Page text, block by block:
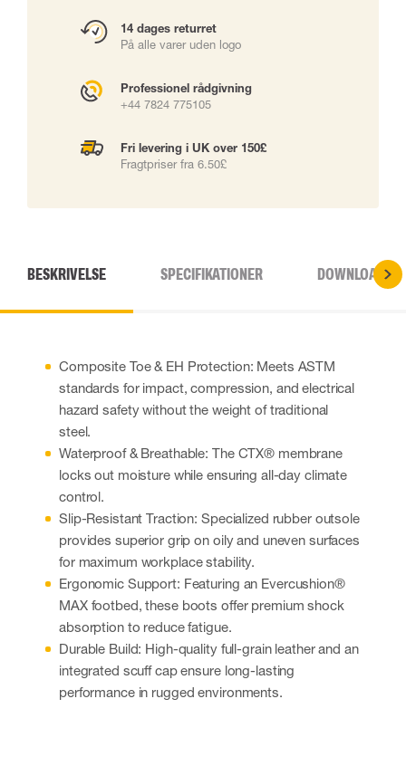
14 dages returret
På alle varer uden logo
Professionel rådgivning
+44 7824 775105
Fri levering i UK over 150£
Fragtpriser fra 6.50£
BESKRIVELSE SPECIFIKATIONER DOWNLOADS
Composite Toe & EH Protection: Meets ASTM
standards for impact, compression, and electrical
hazard safety without the weight of traditional
steel.
Waterproof & Breathable: The CTX® membrane
locks out moisture while ensuring all-day climate
control.
Slip-Resistant Traction: Specialized rubber outsole
provides superior grip on oily and uneven surfaces
for maximum workplace stability.
Ergonomic Support: Featuring an Evercushion®
MAX footbed, these boots offer premium shock
absorption to reduce fatigue.
Durable Build: High-quality full-grain leather and an
integrated scuff cap ensure long-lasting
performance in rugged environments.